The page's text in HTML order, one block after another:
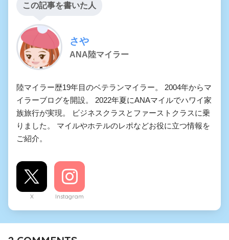
この記事を書いた人
さや
ANA陸マイラー
陸マイラー歴19年目のベテランマイラー。 2004年からマ
イラーブログを開設。 2022年夏にANAマイルでハワイ家
族旅行が実現。 ビジネスクラスとファーストクラスに乗
りました。 マイルやホテルのレポなどお役に立つ情報を
ご紹介。
X Instagram